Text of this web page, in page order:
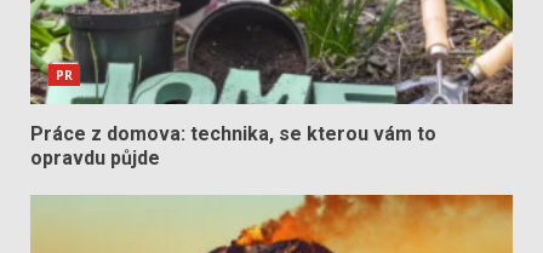
PR
Práce z domova: technika, se kterou vám to
opravdu půjde